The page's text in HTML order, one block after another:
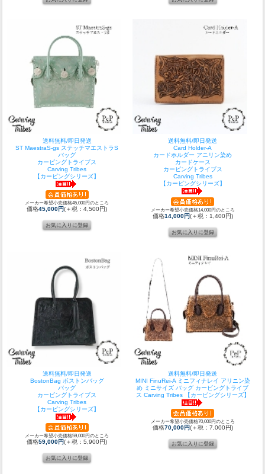
送料無料/即日発送
ST MaestraS-gs ステッチマエストラS
バッグ
カービングトライブス
Carving Tribes
【カービングシリーズ】
メーカー希望小売価格45,000円のところ
価格45,000円(＋税：4,500円)
送料無料/即日発送
Card Holder-A
カードホルダー アニリン染め
カードケース
カービングトライブス
Carving Tribes
【カービングシリーズ】
メーカー希望小売価格14,000円のところ
価格14,000円(＋税：1,400円)
送料無料/即日発送
BostonBag ボストンバッグ
バッグ
カービングトライブス
Carving Tribes
【カービングシリーズ】
メーカー希望小売価格59,000円のところ
価格59,000円(＋税：5,900円)
送料無料/即日発送
MINI FinuRei-A ミニフィナレイ アリニン染
め ミニサイズ バッグ カービングトライブ
ス Carving Tribes 【カービングシリーズ】
メーカー希望小売価格70,000円のところ
価格70,000円(＋税：7,000円)